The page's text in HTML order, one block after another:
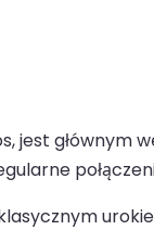
jest